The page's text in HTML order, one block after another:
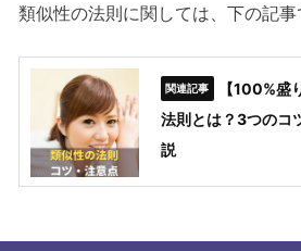
類似性の法則に関しては、下の記事
【100%盛
法則とは？3つのコ
説